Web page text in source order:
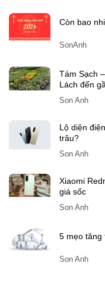
Còn bao
SonAnh
Tám Sạch
Lách đến
Son Anh
Lộ diện
trâu?
Son Anh
Xiaomi
giá sốc
Son Anh
5 mẹo tăng
Son Anh